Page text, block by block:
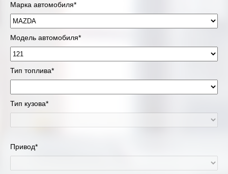
Марка автомобиля*
Модель автомобиля*
Тип топлива*
Тип кузова*
Привод*